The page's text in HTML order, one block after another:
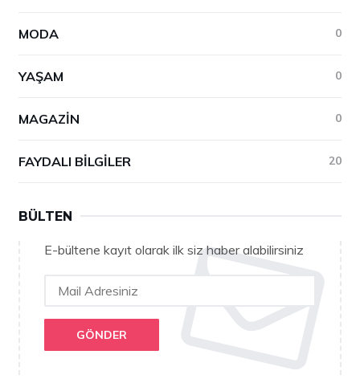
MODA 0
YAŞAM 0
MAGAZIN 0
FAYDALI BILGILER 20
BÜLTEN
E-bültene kayıt olarak ilk siz haber alabilirsiniz
GÖNDER